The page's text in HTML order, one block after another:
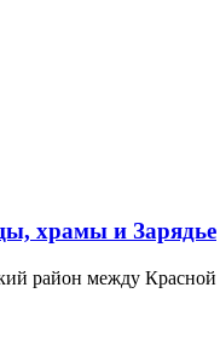
храмы и Зарядье
район между